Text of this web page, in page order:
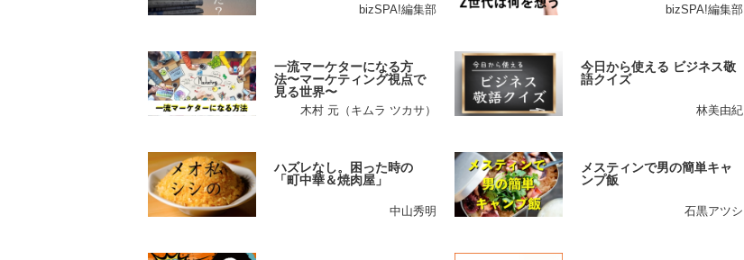
bizSPA!編集部 bizSPA!編集部
一流マーケターになる方
法〜マーケティング視点で
見る世界〜
木村 元（キムラ ツカサ）
今日から使える ビジネス敬
語クイズ
林美由紀
ハズレなし。困った時の
「町中華＆焼肉屋」
中山秀明
メスティンで男の簡単キャ
ンプ飯
石黒アツシ